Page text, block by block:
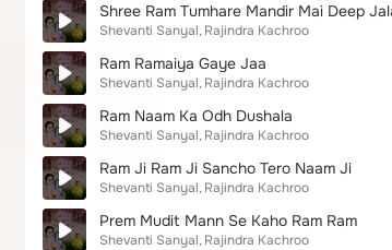
Shree Ram Tumhare Mandir Mai Deep
Shevanti Sanyal Rajindra Kachroo
Ram Ramaiya Gaye Jaa
Shevanti Sanyal Rajindra Kachroo
Ram Naam Ka Odh Dushala
Shevanti Sanyal Rajindra Kachroo
Ram Ji Ram Ji Sancho Tero Naam Ji
Shevanti Sanyal Rajindra Kachroo
Prem Mudit Mann Se Kaho Ram Ram
Shevanti Sanyal Rajindra Kachroo